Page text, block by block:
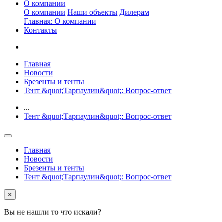
О компании
О компании Наши объекты Дилерам
Главная: О компании
Контакты
Главная
Новости
Брезенты и тенты
Тент &quot;Тарпаулин&quot;: Вопрос-ответ
...
Тент &quot;Тарпаулин&quot;: Вопрос-ответ
Главная
Новости
Брезенты и тенты
Тент &quot;Тарпаулин&quot;: Вопрос-ответ
×
Вы не нашли то что искали?